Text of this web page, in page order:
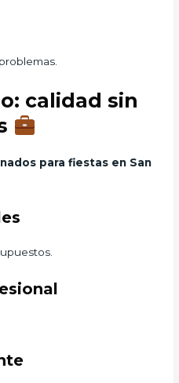
calidad sin
para fiestas en San